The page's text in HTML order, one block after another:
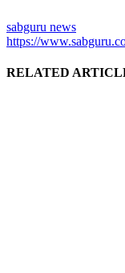
sabguru news
https://
RELATED